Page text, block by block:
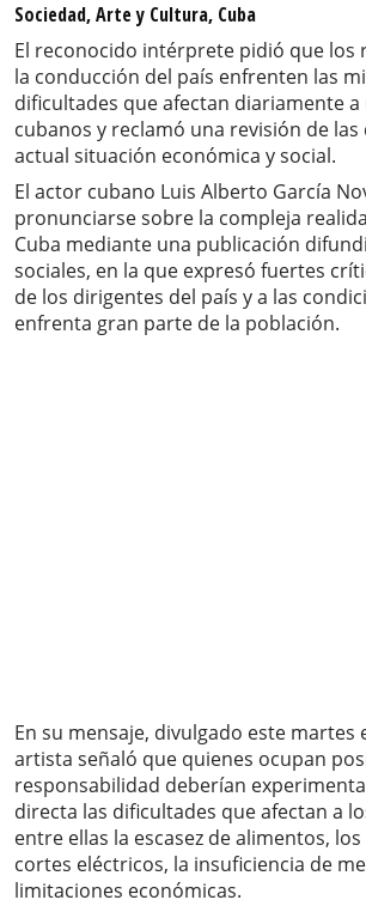
Sociedad, Arte y Cultura, Cuba
El reconocido intérprete pidió que los
la conducción del país enfrenten las
dificultades que afectan diariamente
cubanos y reclamó una revisión de las
actual situación económica y social.
El actor cubano Luis Alberto García
pronunciarse sobre la compleja
Cuba mediante una publicación
sociales, en la que expresó fuertes
de los dirigentes del país y a las
enfrenta gran parte de la población.
En su mensaje, divulgado este martes
artista señaló que quienes ocupan
responsabilidad deberían
directa las dificultades que afectan a
entre ellas la escasez de alimentos,
cortes eléctricos, la insuficiencia de
limitaciones económicas.